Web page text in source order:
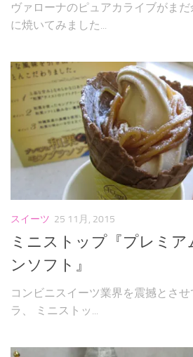
ヴァローナのピュアカライブがま
に焼いてみました...
スイーツ 25 11月, 2015
ミニストップ『プレミア
ンソフト』
コンビニスイーツ業界を震撼とさ
ラ、 ミニストッ...